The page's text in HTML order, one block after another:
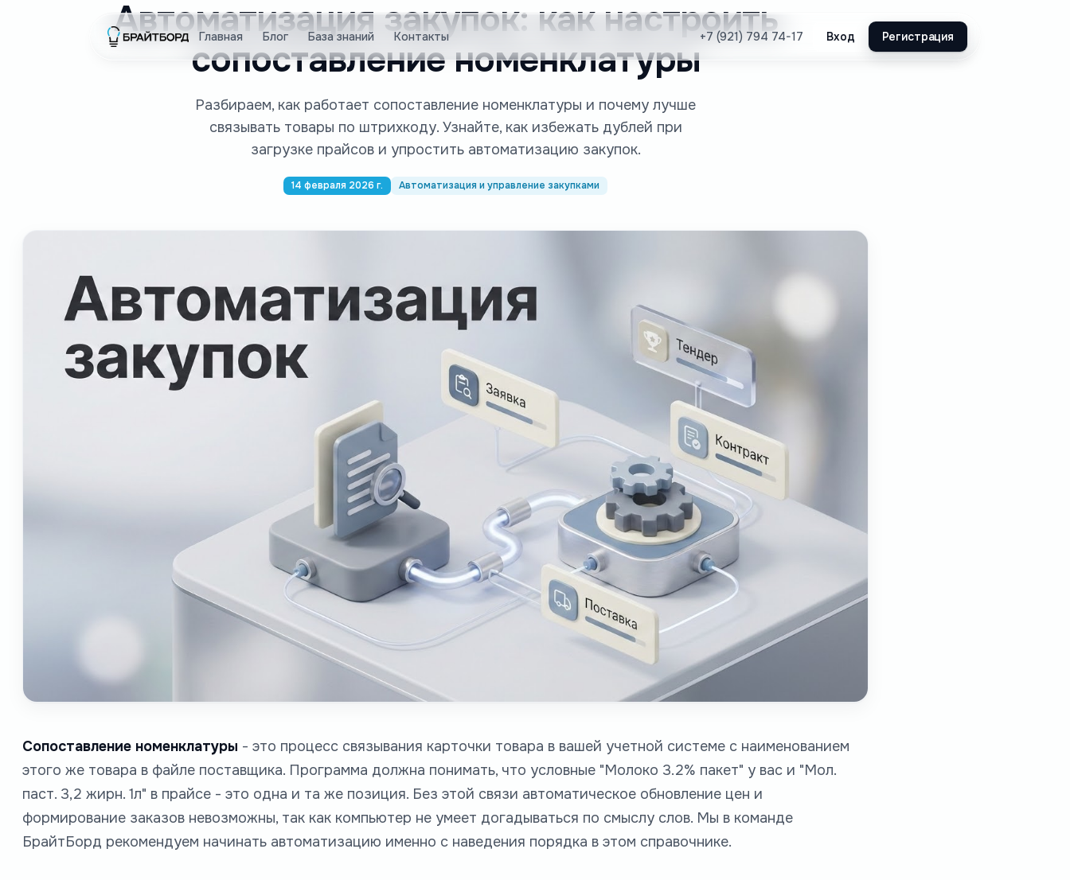
Главная Блог База знаний Контакты +7 (921) 794 74-17 Вход Регистрация
Автоматизация закупок: как настроить
сопоставление номенклатуры
Разбираем, как работает сопоставление номенклатуры и почему лучше
связывать товары по штрихкоду. Узнайте, как избежать дублей при
загрузке прайсов и упростить автоматизацию закупок.
14 февраля 2026 г. Автоматизация и управление закупками
Сопоставление номенклатуры - это процесс связывания карточки товара в вашей учетной системе с наименованием
этого же товара в файле поставщика. Программа должна понимать, что условные "Молоко 3.2% пакет" у вас и "Мол.
паст. 3,2 жирн. 1л" в прайсе - это одна и та же позиция. Без этой связи автоматическое обновление цен и
формирование заказов невозможны, так как компьютер не умеет догадываться по смыслу слов. Мы в команде
БрайтБорд рекомендуем начинать автоматизацию именно с наведения порядка в этом справочнике.